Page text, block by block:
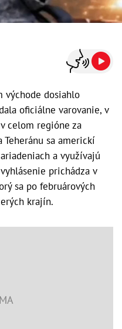
východe dosiahlo
oficiálne varovanie, v
celom regióne za
sa americkí
a využívajú
prichádza v
sa po februárových
krajín.